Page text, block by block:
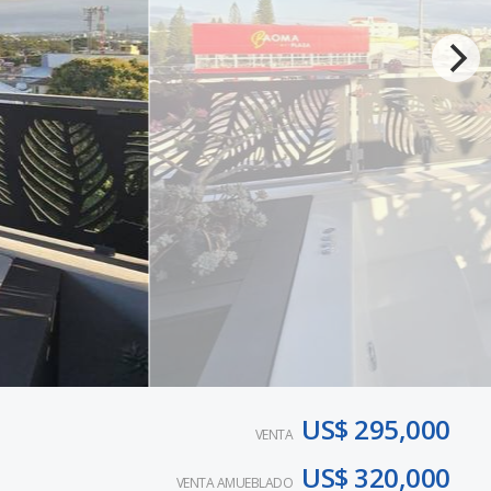
VENTA US$ 295,000
VENTA AMUEBLADO US$ 320,000